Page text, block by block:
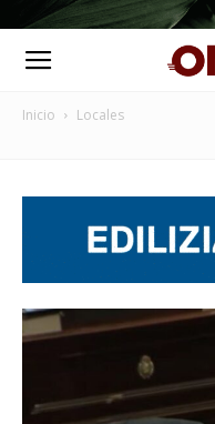
Inicio Locales